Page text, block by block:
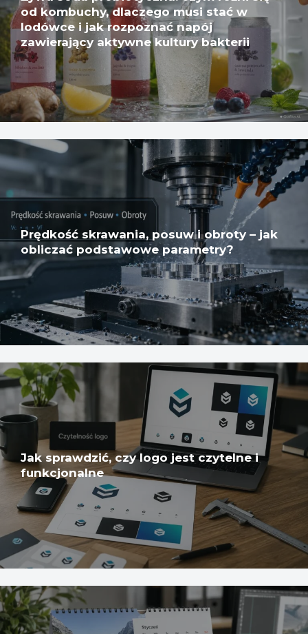
od kombuchy, dlaczego musi stać w
lodówce i jak rozpoznać napój
zawierający aktywne kultury bakterii
Prędkość skrawania, posuw i obroty – jak
obliczać podstawowe parametry?
Jak sprawdzić, czy logo jest czytelne i
funkcjonalne